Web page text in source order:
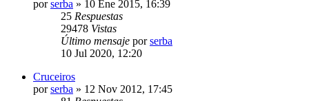
porserba » 10 Ene 2015, 16:39
25 Respuestas
29478 Vistas
Último mensaje porserba
10 Jul 2020, 12:20
Cruceiros
porserba » 12 Nov 2012, 17:45